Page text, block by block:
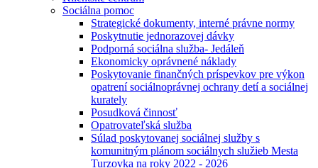
Sociálna pomoc
Strategické dokumenty, interné právne normy
Poskytnutie jednorazovej dávky
Podporná sociálna služba- Jedáleň
Ekonomicky oprávnené náklady
Poskytovanie finančných príspevkov pre výkon
opatrení sociálnoprávnej ochrany detí a sociálnej
kurately
Posudková činnosť
Opatrovateľská služba
Súlad poskytovanej sociálnej služby s
komunitným plánom sociálnych služieb Mesta
Turzovka na roky 2022 - 2026